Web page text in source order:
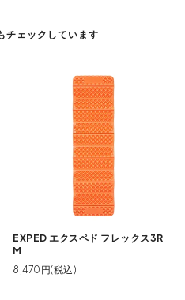
チェックしています
EXPED エクスペド フレックス3R
M
8,470円(税込)